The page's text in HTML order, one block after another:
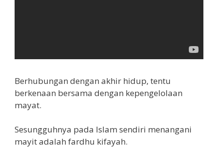
Berhubungan dengan akhir hidup, tentu
berkenaan bersama dengan kepengelolaan
mayat.
Sesungguhnya pada Islam sendiri menangani
mayit adalah fardhu kifayah.